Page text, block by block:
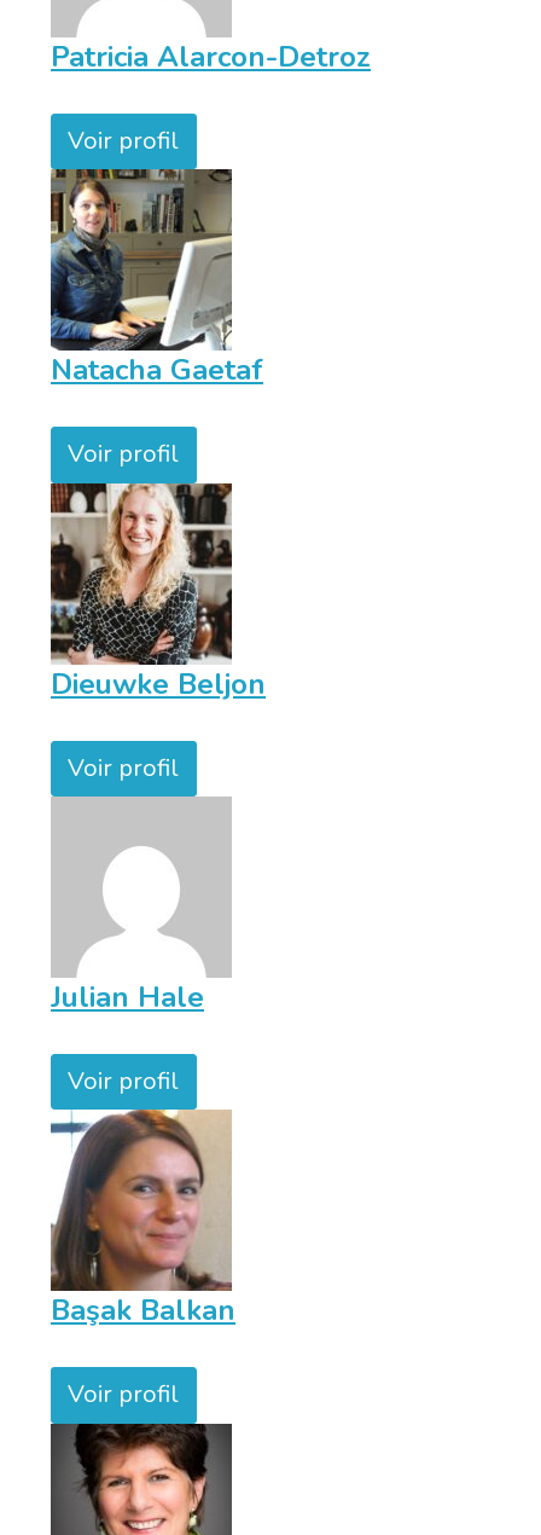
Patricia Alarcon-Detroz
Voir profil
Natacha Gaetaf
Voir profil
Dieuwke Beljon
Voir profil
Julian Hale
Voir profil
Başak Balkan
Voir profil